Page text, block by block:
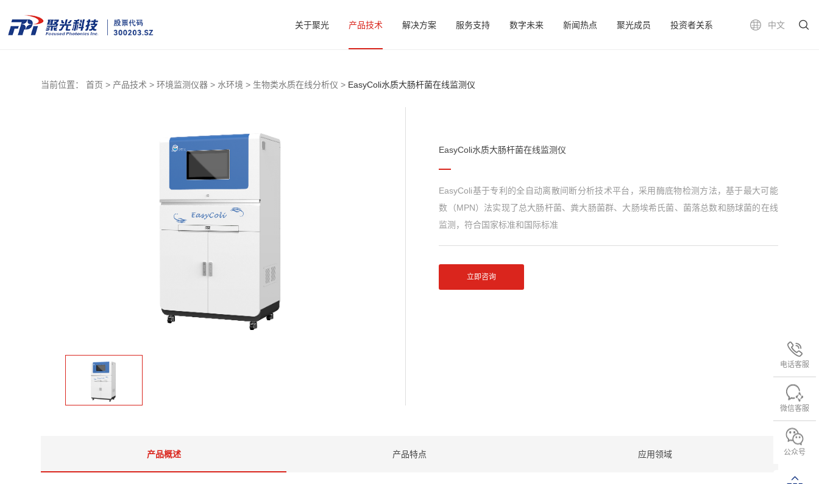
中文
关于聚光 产品技术 解决方案 服务支持 数字未来 新闻热点 聚光成员 投资者关系
电话客服
微信客服
公众号
当前位置： 首页 > 产品技术 > 环境监测仪器 > 水环境 > 生物类水质在线分析仪 > EasyColi水质大肠杆菌在线监测仪
EasyColi水质大肠杆菌在线监测仪
EasyColi基于专利的全自动离散间断分析技术平台，采用酶底物检测方法，基于最大可能
数（MPN）法实现了总大肠杆菌、粪大肠菌群、大肠埃希氏菌、菌落总数和肠球菌的在线
监测，符合国家标准和国际标准
立即咨询
产品概述 产品特点 应用领域